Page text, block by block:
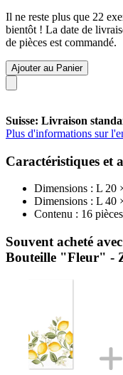
Il ne reste plus que 22
bientôt ! La date de
de pièces est commandé.
Ajouter au Panier
Suisse: Livraison
Plus d'informations sur
Caractéristiques et
Dimensions : L 20
Dimensions : L 40
Contenu : 16 pièces
Souvent acheté
Bouteille "Fleur" -